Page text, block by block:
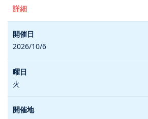
詳細
2026/10/6
火